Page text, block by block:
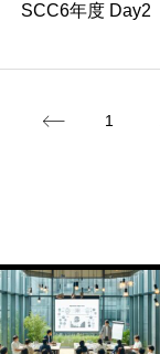
SCC6年度 Day2
1